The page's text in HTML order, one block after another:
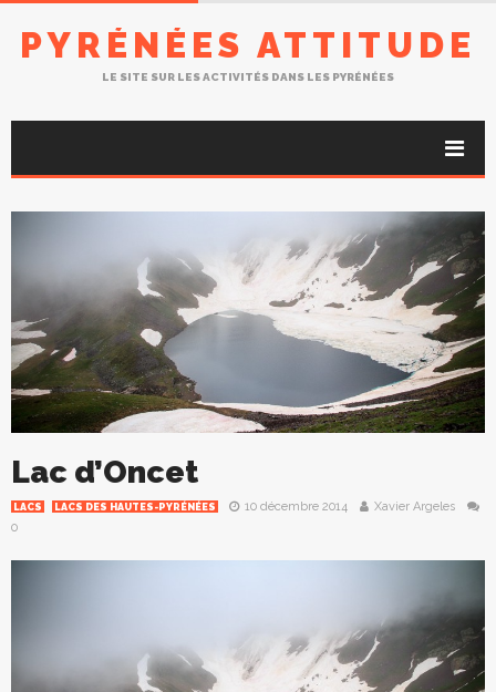
PYRÉNÉES ATTITUDE
LE SITE SUR LES ACTIVITÉS DANS LES PYRÉNÉES
Lac d’Oncet
LACS LACS DES HAUTES-PYRÉNÉES 10 décembre 2014
Xavier Argeles
0